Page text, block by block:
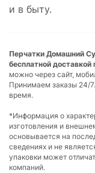
и в быту.
Перчатки Домашний
бесплатной
можно через сайт,
Принимаем заказы 24/
время.
*Информация о
изготовления и
основывается на
сведениях и не
упаковки может
компаний.